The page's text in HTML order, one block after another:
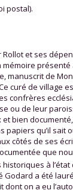
postal).
et ses
mémoire
manuscrit de
curé de village
confrères
ou de leur
et bien
papiers qu’il sait
côtés de ses
que
à
Godard a été
dont on a eu